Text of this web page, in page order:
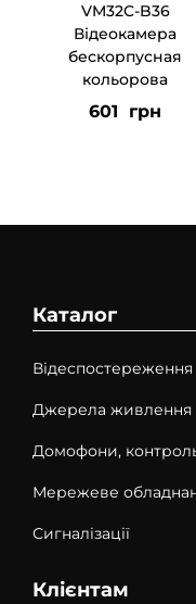
VM32C-B36
Відеокамера
бескорпусная
кольорова
601 грн
Каталог
Відеспостереження
Джерела живлення
Домофони,
Мережеве
Сигналізації
Клієнтам